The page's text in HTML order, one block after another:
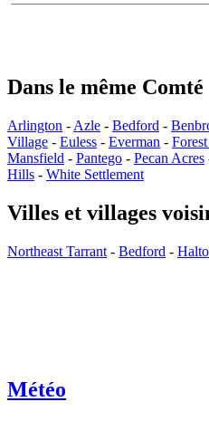
Dans le même
Arlington - Azle - Bedford -
Village - Euless - Everman -
Mansfield - Pantego - Pecan Acres
Hills - White Settlement
Villes et villages
Northeast Tarrant - Bedford -
Météo